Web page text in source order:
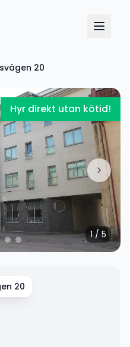
20
Hyr direkt utan kötid!
1/5
20